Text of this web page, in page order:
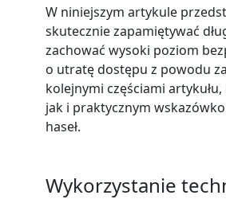
W niniejszym artykule
skutecznie zapamiętywać
zachować wysoki poziom
o utratę dostępu z powodu
kolejnymi częściami
jak i praktycznym
haseł.
Wykorzystanie